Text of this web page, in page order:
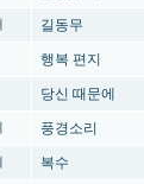
길동무
행복 편지
당신 때문에
풍경소리
복수